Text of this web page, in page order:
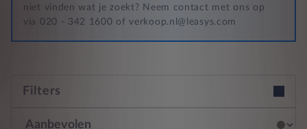
niet vinden wat je zoekt? Neem contact met ons op
via 020 - 342 1600 of verkoop.nl@leasys.com
Filters